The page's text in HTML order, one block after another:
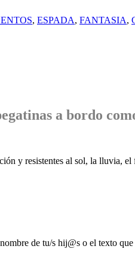
, ESPADA, FANTASIA,
a bordo
y resistentes al sol, la lluvia,
de tu/s hij@s o el texto que